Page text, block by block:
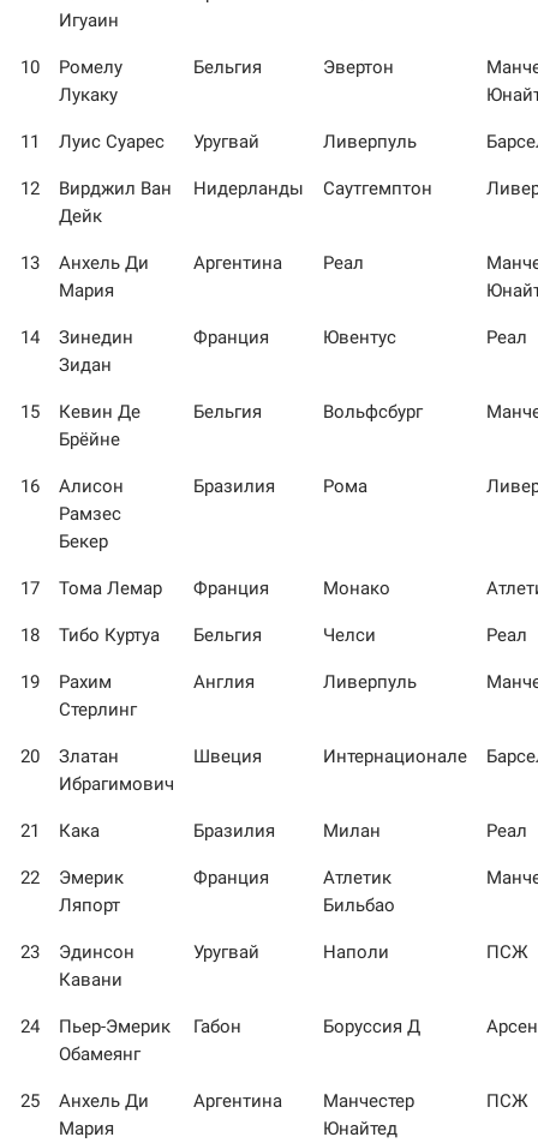
Игуаин
10
Ромелу
Лукаку
Бельгия Эвертон
11 Луис Суарес Уругвай Ливерпуль
12
Вирджил Ван
Дейк
Нидерланды Саутгемптон
13
Анхель Ди
Мария
Аргентина Реал
14
Зинедин
Зидан
Франция Ювентус Реал
15
Кевин Де
Брёйне
Бельгия Вольфсбург
16
Алисон
Рамзес
Бекер
Бразилия Рома
17 Тома Лемар Франция Монако
18 Тибо Куртуа Бельгия Челси Реал
19
Рахим
Стерлинг
Англия Ливерпуль
20
Златан
Ибрагимович
Швеция Интернационале
21 Кака Бразилия Милан Реал
22
Эмерик
Ляпорт
Франция
Атлетик
Бильбао
23
Эдинсон
Кавани
Уругвай Наполи ПСЖ
24
Пьер-Эмерик
Обамеянг
Габон Боруссия Д
25
Анхель Ди
Мария
Аргентина
Манчестер
Юнайтед
ПСЖ